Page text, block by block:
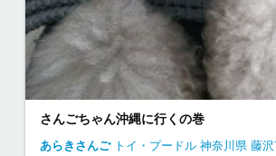
さんごちゃん沖縄に行くの巻
あらきさんご トイ・プードル 神奈川県 藤